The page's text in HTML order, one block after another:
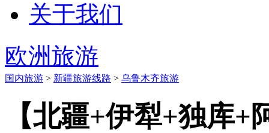
关于我们
欧洲旅游
国内旅游 > 新疆旅游线路 > 乌鲁木齐旅游
【北疆+伊犁+独库